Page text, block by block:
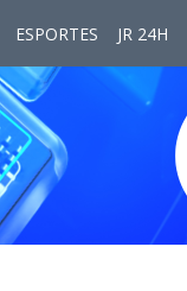
ESPORTES JR 24H